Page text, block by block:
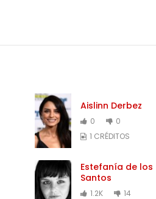
Aislinn Derbez
0
0
1 CRÉDITOS
Estefanía de los
Santos
1.2K
14